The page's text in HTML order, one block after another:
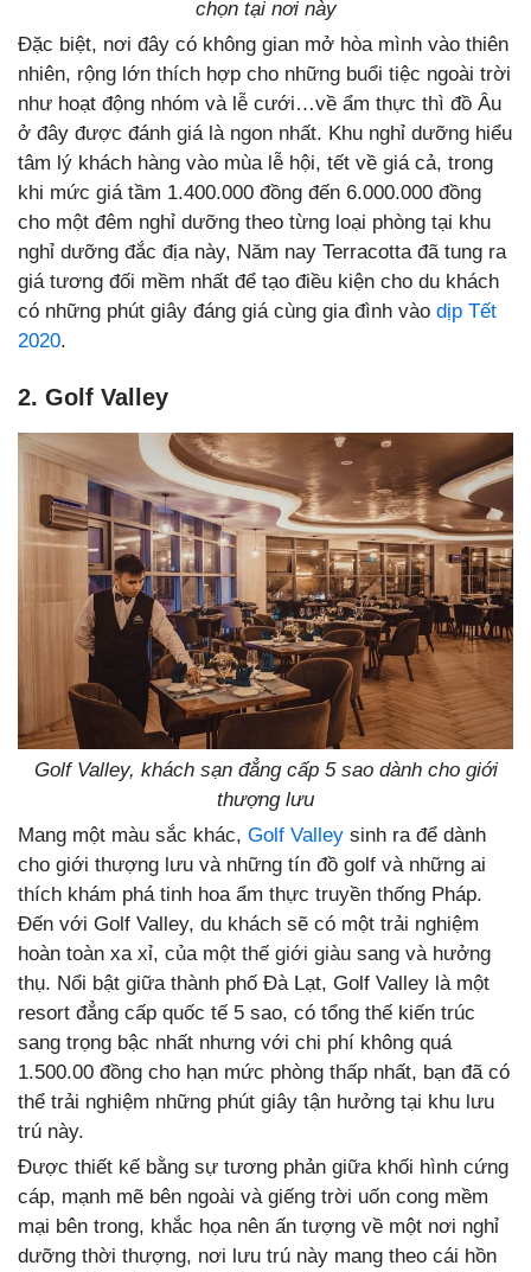
chọn tại nơi này
Đặc biệt, nơi đây có không gian mở hòa mình vào thiên
nhiên, rộng lớn thích hợp cho những buổi tiệc ngoài trời
như hoạt động nhóm và lễ cưới…về ẩm thực thì đồ Âu
ở đây được đánh giá là ngon nhất. Khu nghỉ dưỡng hiểu
tâm lý khách hàng vào mùa lễ hội, tết về giá cả, trong
khi mức giá tầm 1.400.000 đồng đến 6.000.000 đồng
cho một đêm nghỉ dưỡng theo từng loại phòng tại khu
nghỉ dưỡng đắc địa này, Năm nay Terracotta đã tung ra
giá tương đối mềm nhất để tạo điều kiện cho du khách
có những phút giây đáng giá cùng gia đình vào dịp Tết
2020.
2. Golf Valley
Golf Valley, khách sạn đẳng cấp 5 sao dành cho giới
thượng lưu
Mang một màu sắc khác, Golf Valley sinh ra để dành
cho giới thượng lưu và những tín đồ golf và những ai
thích khám phá tinh hoa ẩm thực truyền thống Pháp.
Đến với Golf Valley, du khách sẽ có một trải nghiệm
hoàn toàn xa xỉ, của một thế giới giàu sang và hưởng
thụ. Nổi bật giữa thành phố Đà Lạt, Golf Valley là một
resort đẳng cấp quốc tế 5 sao, có tổng thế kiến trúc
sang trọng bậc nhất nhưng với chi phí không quá
1.500.00 đồng cho hạn mức phòng thấp nhất, bạn đã có
thể trải nghiệm những phút giây tận hưởng tại khu lưu
trú này.
Được thiết kế bằng sự tương phản giữa khối hình cứng
cáp, mạnh mẽ bên ngoài và giếng trời uốn cong mềm
mại bên trong, khắc họa nên ấn tượng về một nơi nghỉ
dưỡng thời thượng, nơi lưu trú này mang theo cái hồn